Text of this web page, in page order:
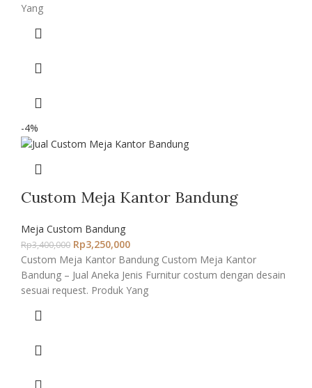
Yang
-4%
Custom Meja Kantor Bandung
Meja Custom Bandung
Rp3,400,000 Rp3,250,000
Custom Meja Kantor Bandung Custom Meja Kantor
Bandung – Jual Aneka Jenis Furnitur costum dengan desain
sesuai request. Produk Yang